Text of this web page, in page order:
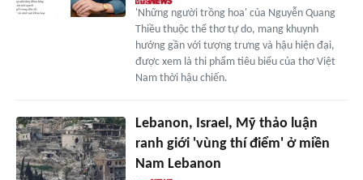
'Những người trồng hoa' của Nguyễn Quang
Thiều thuộc thể thơ tự do, mang khuynh
hướng gần với tượng trưng và hậu hiện đại,
được xem là thi phẩm tiêu biểu của thơ Việt
Nam thời hậu chiến.
Lebanon, Israel, Mỹ thảo luận
ranh giới 'vùng thí điểm' ở miền
Nam Lebanon